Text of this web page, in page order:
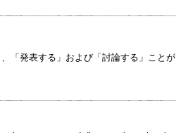
「発表する」および「討論する」ことが